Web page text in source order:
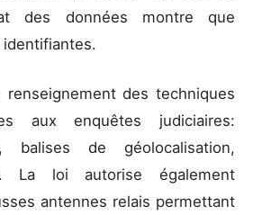
des données montre que
des techniques
aux enquêtes judiciaires:
balises de géolocalisation,
La loi autorise également
antennes relais permettant